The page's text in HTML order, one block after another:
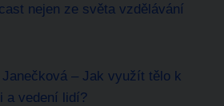
nejen ze světa vzdělávání
– Jak využít tělo k
a vedení lidí?